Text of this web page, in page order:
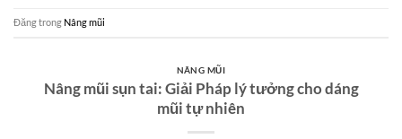
Đăng trong Nâng mũi
NÂNG MŨI
Nâng mũi sụn tai: Giải Pháp lý tưởng cho dáng
mũi tự nhiên